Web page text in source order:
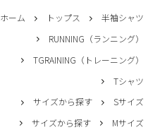
ホーム トップス
半袖シャツ
RUNNING（ランニング）
TGRAINING（トレーニング）
Tシャツ
サイズから探す
Sサイズ
サイズから探す
Mサイズ